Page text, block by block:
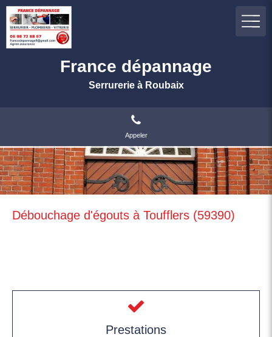
France dépannage
Serrurerie à Roubaix
Appeler
Débouchage d'égouts à Toufflers (59390)
Prestations